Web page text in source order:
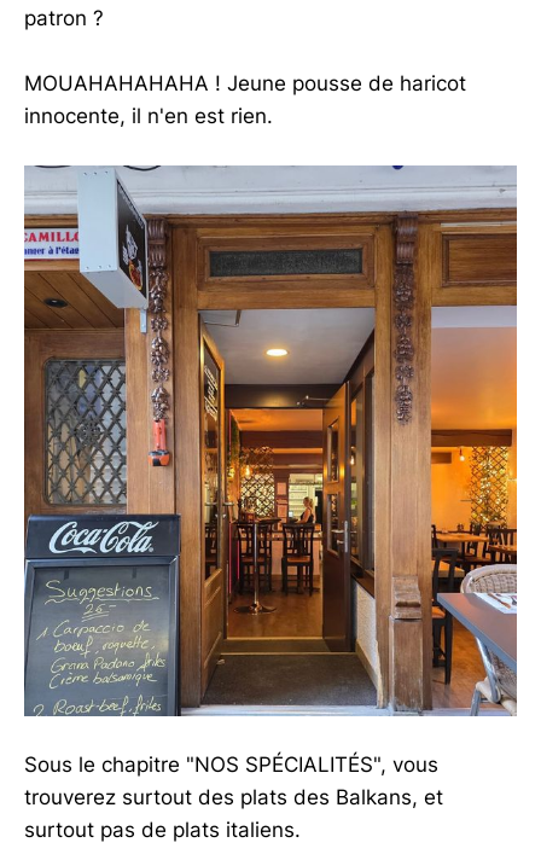
patron ?
MOUAHAHAHAHA ! Jeune pousse de haricot
innocente, il n'en est rien.
Sous le chapitre "NOS SPÉCIALITÉS", vous
trouverez surtout des plats des Balkans, et
surtout pas de plats italiens.